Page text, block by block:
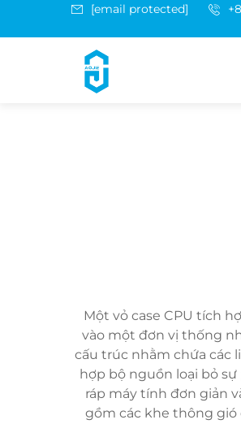
[email protected]
Một vỏ case CPU tích
vào một đơn vị thống
cấu trúc nhằm chứa các
hợp bộ nguồn loại bỏ
ráp máy tính đơn giản
gồm các khe thông gió